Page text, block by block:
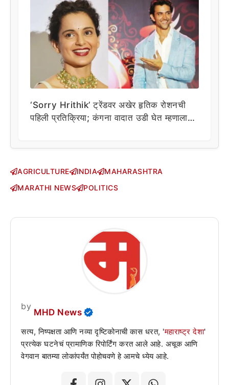
‘Sorry Hrithik’ ट्रेंडवर अखेर हृतिक रोशनची
पहिली प्रतिक्रिया; कंगना वादात उडी घेत म्हणाला…
AGRICULTURE INDIA
MAHARASHTRA
MARATHI NEWS
POLITICS
by
MHD News
सत्य, निष्पक्षता आणि नव्या दृष्टिकोनाची कास धरत, 'महाराष्ट्र देशा'
प्रत्येक घटनेचं प्रामाणिक रिपोर्टिंग करत आले आहे. अचूक आणि
वेगवान बातम्या लोकांपर्यंत पोहोचवणे हे आमचे ध्येय आहे.